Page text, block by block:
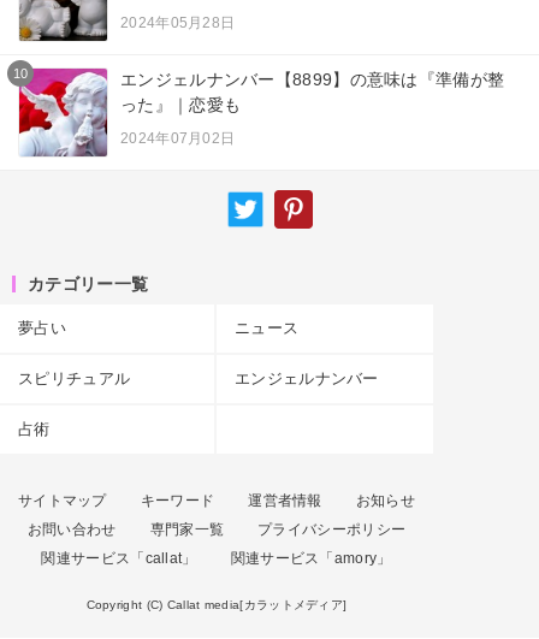
2024年05月28日
10
エンジェルナンバー【8899】の意味は『準備が整
った』｜恋愛も
2024年07月02日
カテゴリー一覧
夢占い ニュース
スピリチュアル エンジェルナンバー
占術
サイトマップ キーワード 運営者情報
お知らせ
お問い合わせ
専門家一覧
プライバシーポリシー
関連サービス「callat」
関連サービス「amory」
Copyright (C) Callat media[カラットメディア]